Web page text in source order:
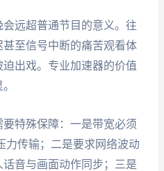
远超普通节目的意义。往
至信号中断的痛苦观看体
出戏。专业加速器的价值
特殊保障：一是带宽必须
力传输；二是要求网络波动
音与画面动作同步；三是